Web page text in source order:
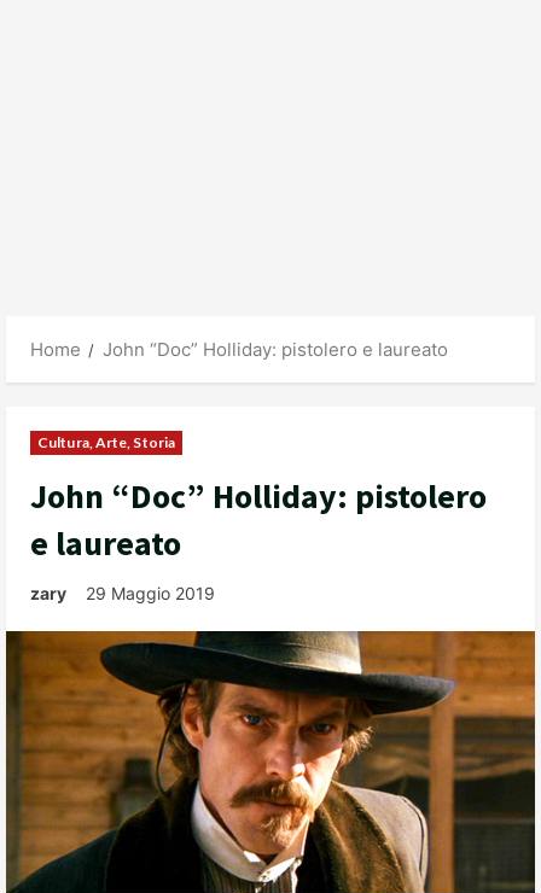
Home John “Doc” Holliday: pistolero e laureato
Cultura, Arte, Storia
John “Doc” Holliday: pistolero
e laureato
zary 29 Maggio 2019